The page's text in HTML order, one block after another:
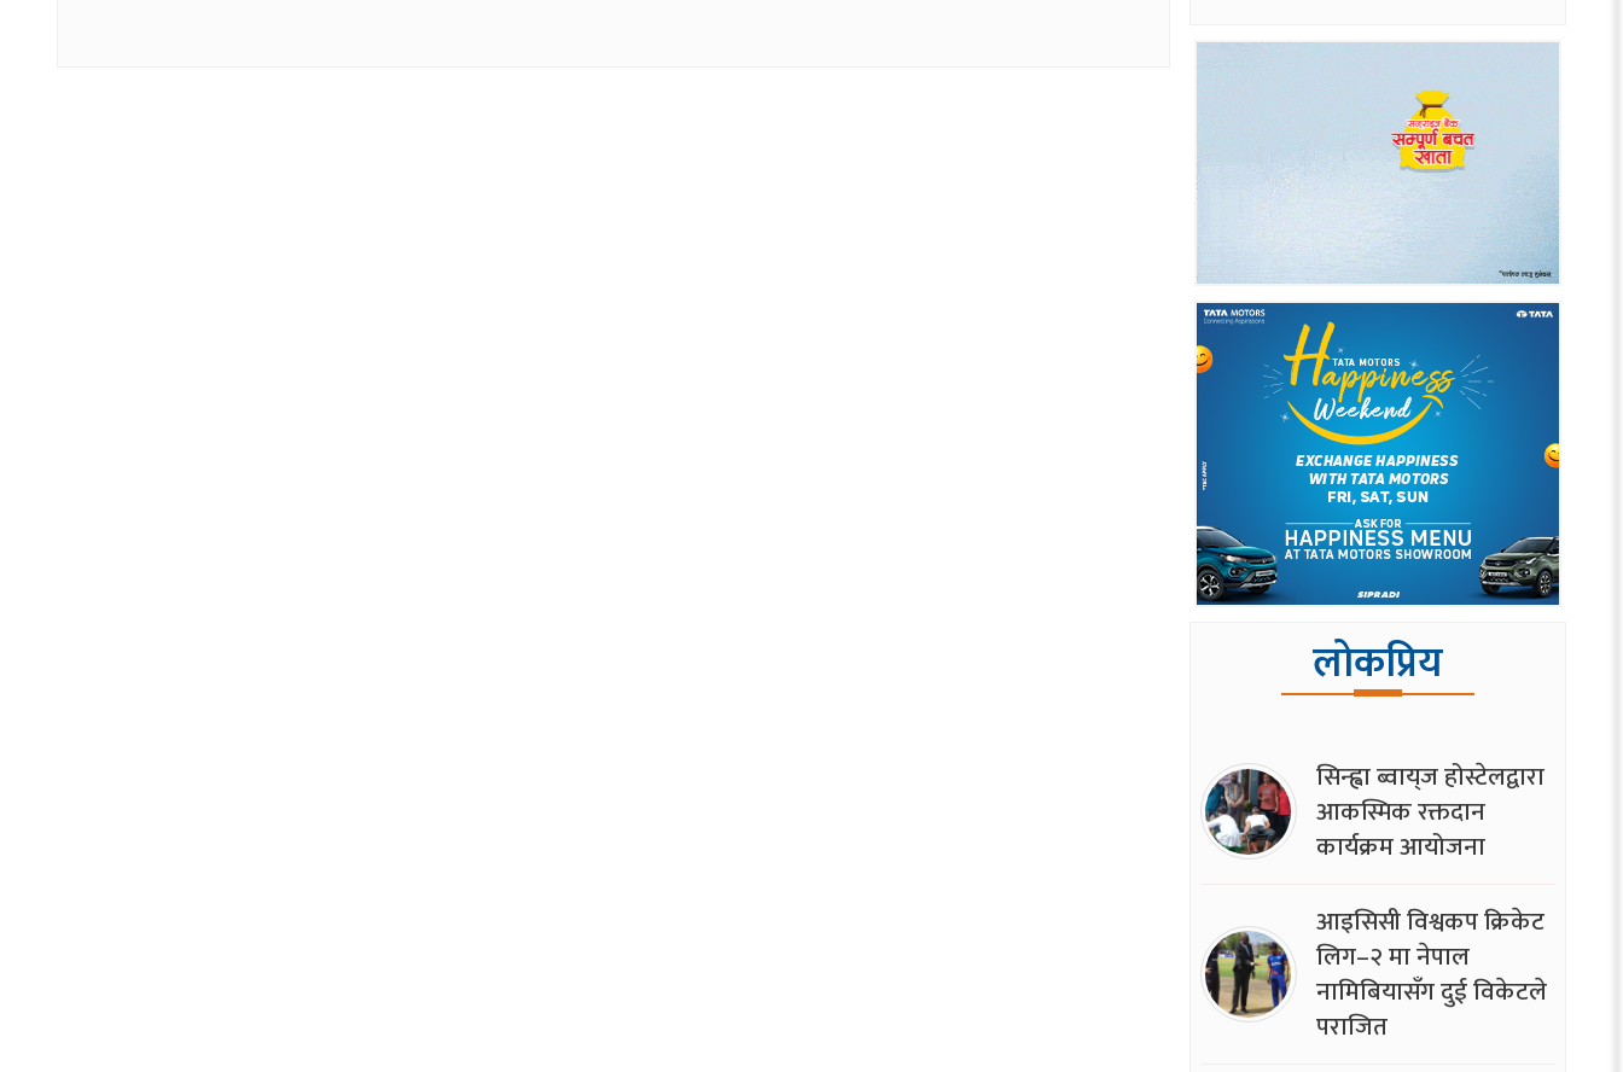
लोकप्रिय
सिन्ह्वा ब्वाय्‌ज होस्टेलद्वारा
आकस्मिक रक्तदान
कार्यक्रम आयोजना
आइसिसी विश्वकप क्रिकेट
लिग–२ मा नेपाल
नामिबियासँग दुई विकेटले
पराजित